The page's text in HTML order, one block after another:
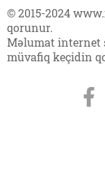
© 2015-2024
qorunur.
Məlumat internet
müvafiq keçidin